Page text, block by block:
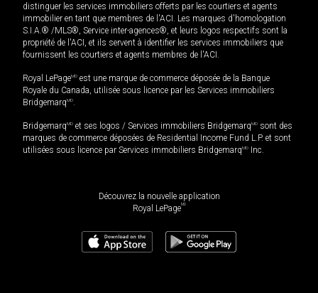
distinguer les services immobiliers offerts par les courtiers et agents
immobilier en tant que membres de l'ACI. Les marques d'homologation
S.I.A.® /MLS®, Service inter-agences®, et leurs logos respectifs sont la
propriété de l'ACI, et ils servent à identifier les services immobiliers que
fournissent les courtiers et agents membres de l'ACI.
Royal LePageMD est une marque de commerce déposée de la Banque
Royale du Canada, utilisée sous licence par les Services immobiliers
BridgemarqMD
BridgemarqMD et ses logos / Services immobiliers BridgemarqMD sont des
marques de commerce déposées de Residential Income Fund L.P. et sont
utilisées sous licence par Services immobiliers BridgemarqMD Inc.
Découvrez la nouvelle application
Royal LePageMD